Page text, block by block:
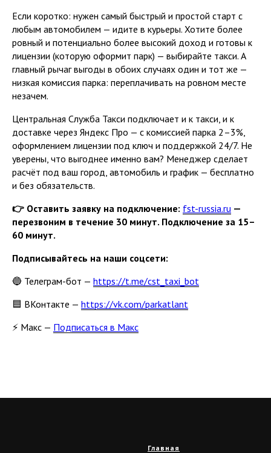
Если коротко: нужен самый быстрый и простой старт с
любым автомобилем — идите в курьеры. Хотите более
ровный и потенциально более высокий доход и готовы к
лицензии (которую оформит парк) — выбирайте такси. А
главный рычаг выгоды в обоих случаях один и тот же —
низкая комиссия парка: переплачивать на ровном месте
незачем.
Центральная Служба Такси подключает и к такси, и к
доставке через Яндекс Про — с комиссией парка 2–3%,
оформлением лицензии под ключ и поддержкой 24/7. Не
уверены, что выгоднее именно вам? Менеджер сделает
расчёт под ваш город, автомобиль и график — бесплатно
и без обязательств.
👉 Оставить заявку на подключение: fst-russia.ru —
перезвоним в течение 30 минут. Подключение за 15–
60 минут.
Подписывайтесь на наши соцсети:
🔵 Телеграм-бот — https://t.me/cst_taxi_bot
🟦 ВКонтакте — https://vk.com/parkatlant
⚡ Макс — Подписаться в Макс
Главная